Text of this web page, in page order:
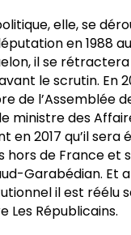
elle, se
en 1988
il se
le scrutin. En
de l’Assemblée
ministre des
en 2017 qu’il sera
hors de France et
Garabédian. Et
il est réélu
Les Républicains.